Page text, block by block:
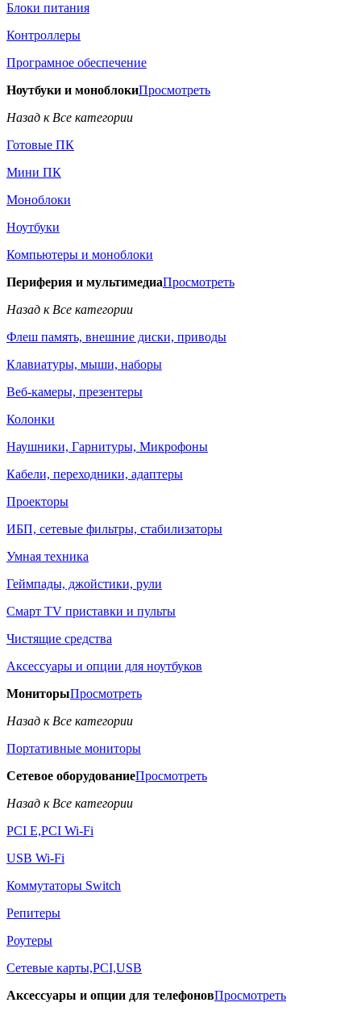
Блоки питания
Контроллеры
Програмное обеспечение
Ноутбуки и моноблокиПросмотреть
Назад к Все категории
Готовые ПК
Мини ПК
Моноблоки
Ноутбуки
Компьютеры и моноблоки
Периферия и мультимедиаПросмотреть
Назад к Все категории
Флеш память, внешние диски, приводы
Клавиатуры, мыши, наборы
Веб-камеры, презентеры
Колонки
Наушники, Гарнитуры, Микрофоны
Кабели, переходники, адаптеры
Проекторы
ИБП, сетевые фильтры, стабилизаторы
Умная техника
Геймпады, джойстики, рули
Смарт TV приставки и пульты
Чистящие средства
Аксессуары и опции для ноутбуков
МониторыПросмотреть
Назад к Все категории
Портативные мониторы
Сетевое оборудованиеПросмотреть
Назад к Все категории
PCI E,PCI Wi-Fi
USB Wi-Fi
Коммутаторы Switch
Репитеры
Роутеры
Сетевые карты,PCI,USB
Аксессуары и опции для телефоновПросмотреть